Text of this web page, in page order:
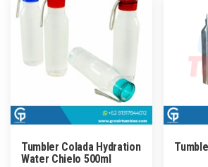
Tumbler Colada Hydration
Water Chielo 500ml